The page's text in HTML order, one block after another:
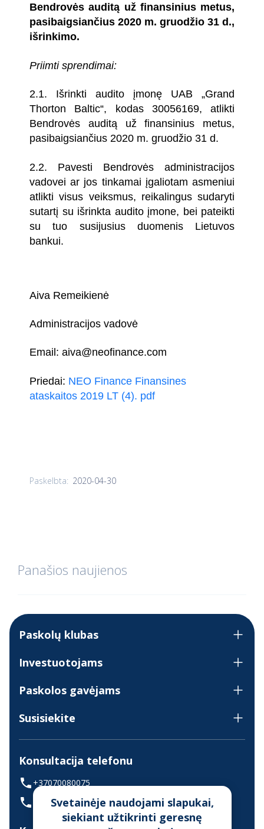
Bendrovės auditą už finansinius metus,
pasibaigsiančius 2020 m. gruodžio 31 d.,
išrinkimo.
Priimti sprendimai:
2.1. Išrinkti audito įmonę UAB „Grand
Thorton Baltic“, kodas 30056169, atlikti
Bendrovės auditą už finansinius metus,
pasibaigsiančius 2020 m. gruodžio 31 d.
2.2. Pavesti Bendrovės administracijos
vadovei ar jos tinkamai įgaliotam asmeniui
atlikti visus veiksmus, reikalingus sudaryti
sutartį su išrinkta audito įmone, bei pateikti
su tuo susijusius duomenis Lietuvos
bankui.
Aiva Remeikienė
Administracijos vadovė
Email: aiva@neofinance.com
Priedai: NEO Finance Finansines
ataskaitos 2019 LT (4). pdf
Paskelbta: 2020-04-30
Panašios naujienos
Paskolų klubas
Investuotojams
Paskolos gavėjams
Susisiekite
Konsultacija telefonu
+37070080075
(skambinant iš užsienio +37068700300)
Svetainėje naudojami slapukai,
siekiant užtikrinti geresnę